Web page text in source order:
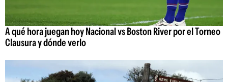
A qué hora juegan hoy Nacional vs Boston River por el Torneo
Clausura y dónde verlo